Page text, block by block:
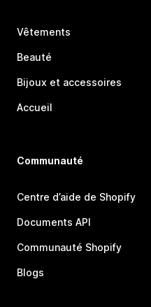
Vêtements
Beauté
Bijoux et accessoires
Accueil
Communauté
Centre d’aide de Shopify
Documents API
Communauté Shopify
Blogs